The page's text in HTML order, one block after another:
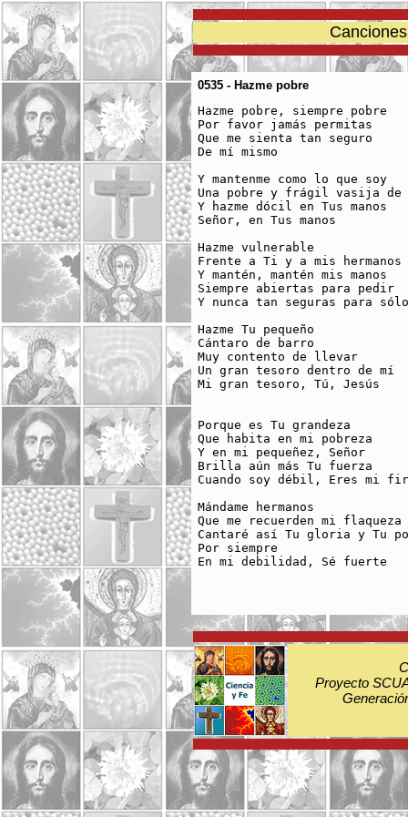
0535 - Hazme pobre
Hazme pobre, siempre pobre
Por favor jamás permitas
Que me sienta tan seguro
De mí mismo
Y mantenme como lo que soy
Una pobre y frágil vasija de
Y hazme dócil en Tus manos
Señor, en Tus manos
Hazme vulnerable
Frente a Ti y a mis hermanos
Y mantén, mantén mis manos
Siempre abiertas para pedir
Y nunca tan seguras para
Hazme Tu pequeño
Cántaro de barro
Muy contento de llevar
Un gran tesoro dentro de mí
Mi gran tesoro, Tú, Jesús
Porque es Tu grandeza
Que habita en mi pobreza
Y en mi pequeñez, Señor
Brilla aún más Tu fuerza
Cuando soy débil, Eres mi
Mándame hermanos
Que me recuerden mi flaqueza
Cantaré así Tu gloria y Tu
Por siempre
En mi debilidad, Sé fuerte
Proyecto